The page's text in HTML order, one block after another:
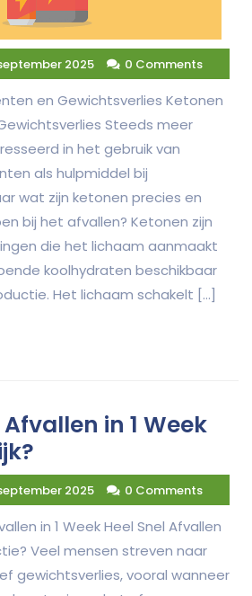
2025 0 Comments
en Gewichtsverlies Ketonen
Steeds meer
in het gebruik van
als hulpmiddel bij
wat zijn ketonen precies en
bij het afvallen? Ketonen zijn
die het lichaam aanmaakt
koolhydraten beschikbaar
Het lichaam schakelt […]
Afvallen in 1 Week
2025 0 Comments
in 1 Week Heel Snel Afvallen
Veel mensen streven naar
gewichtsverlies, vooral wanneer